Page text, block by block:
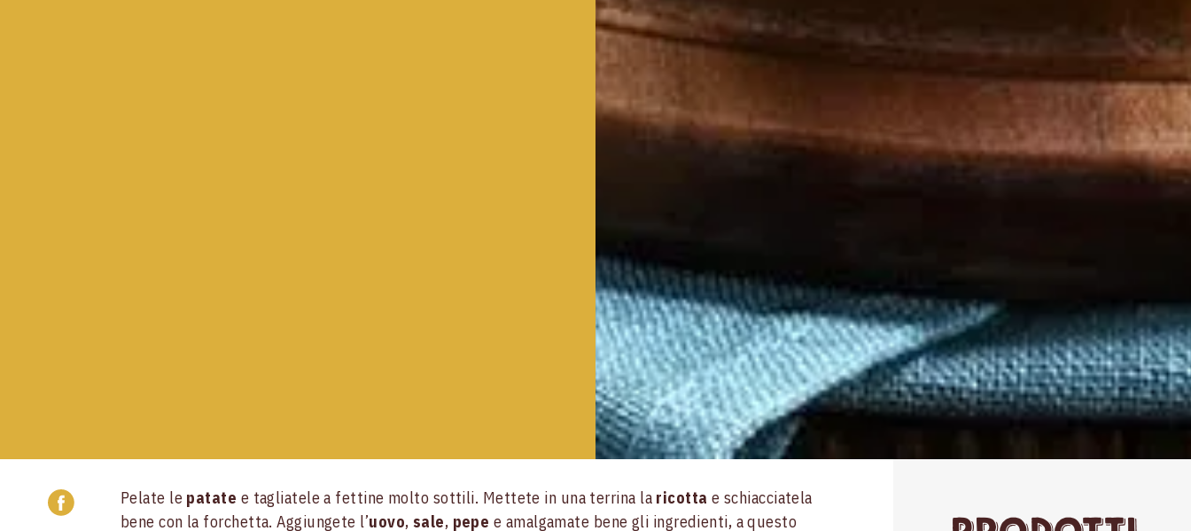
Pelate le patate e tagliatele a fettine molto sottili. Mettete in una terrina la ricottae schiacciatela
bene con la forchetta. Aggiungete l’uovo, sale, pepe e amalgamate bene gli ingredienti, a questo